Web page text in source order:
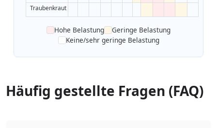
Traubenkraut
Hohe Belastung
Geringe Belastung
Keine/sehr geringe Belastung
Häufig gestellte Fragen (FAQ)